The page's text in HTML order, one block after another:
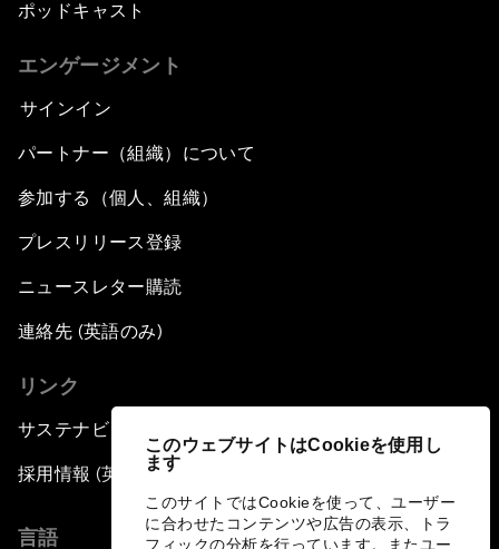
このウェブサイトはCookieを使用し
ます
このサイトではCookieを使って、ユーザー
に合わせたコンテンツや広告の表示、トラ
フィックの分析を行っています。またユー
ポッドキャスト
エンゲージメント
サインイン
パートナー（組織）について
参加する（個人、組織）
プレスリリース登録
ニュースレター購読
連絡先 (英語のみ)
リンク
サステナビリティへの取り組み
採用情報 (英語のみ)
言語